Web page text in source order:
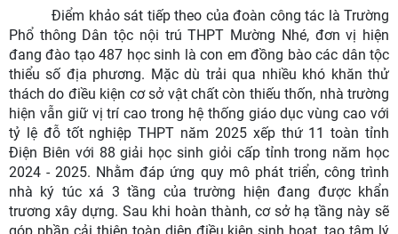
Điểm khảo sát tiếp theo của đoàn công tác là Trường
Phổ thông Dân tộc nội trú THPT Mường Nhé, đơn vị hiện
đang đào tạo 487 học sinh là con em đồng bào các dân tộc
thiểu số địa phương. Mặc dù trải qua nhiều khó khăn thử
thách do điều kiện cơ sở vật chất còn thiếu thốn, nhà trường
hiện vẫn giữ vị trí cao trong hệ thống giáo dục vùng cao với
tỷ lệ đỗ tốt nghiệp THPT năm 2025 xếp thứ 11 toàn tỉnh
Điện Biên với 88 giải học sinh giỏi cấp tỉnh trong năm học
2024 - 2025. Nhằm đáp ứng quy mô phát triển, công trình
nhà ký túc xá 3 tầng của trường hiện đang được khẩn
trương xây dựng. Sau khi hoàn thành, cơ sở hạ tầng này sẽ